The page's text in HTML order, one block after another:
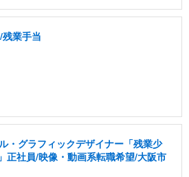
業手当
・グラフィックデザイナー「残業少
正社員/映像・動画系転職希望/大阪市